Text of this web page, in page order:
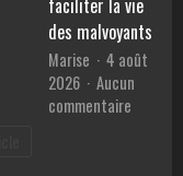
?
faciliter la vie
des malvoyants
Marise
4 août
2026
Aucun
commentaire